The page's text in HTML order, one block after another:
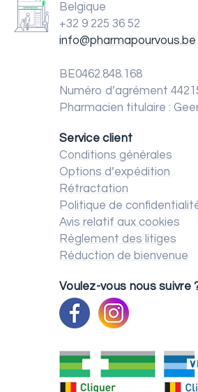
Belgique
+32 9 225 36 52
info@pharmapourvous.be
BE0462.848.168
Numéro d’agrément
Pharmacien titulaire :
Service client
Conditions générales
Options d’expédition
Rétractation
Politique de
Avis relatif aux cookies
Règlement des litiges
Réduction de bienvenue
Voulez-vous nous suivre